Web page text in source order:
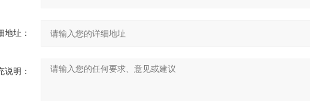
地址：
说明：